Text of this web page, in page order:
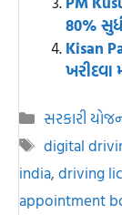
80%
Kisan
Categories
સરકારી
Tags
digital
india, driving
appointment